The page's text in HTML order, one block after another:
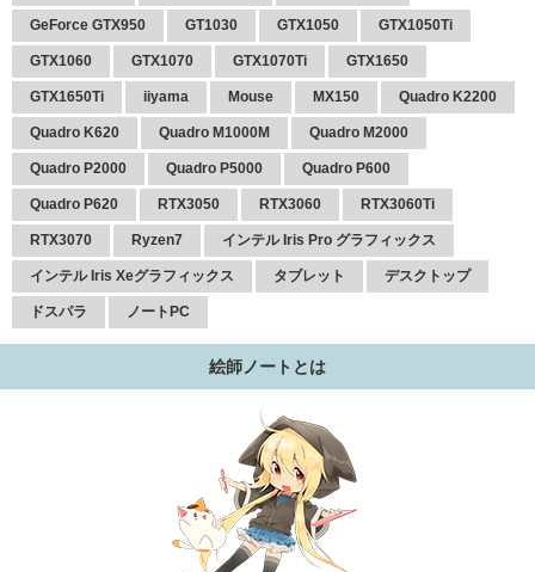
GeForce GTX950 GT1030 GTX1050 GTX1050Ti
GTX1060 GTX1070 GTX1070Ti GTX1650
GTX1650Ti iiyama Mouse MX150 Quadro K2200
Quadro K620 Quadro M1000M Quadro M2000
Quadro P2000 Quadro P5000 Quadro P600
Quadro P620 RTX3050 RTX3060 RTX3060Ti
RTX3070 Ryzen7 インテル Iris Pro グラフィックス
インテル Iris Xeグラフィックス タブレット デスクトップ
ドスパラ ノートPC
絵師ノートとは